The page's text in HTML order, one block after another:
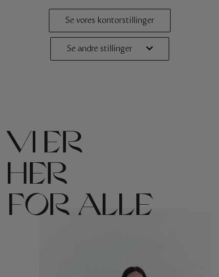
Se vores kontorstillinger
Se andre stillinger
VI ER
HER
FOR ALLE